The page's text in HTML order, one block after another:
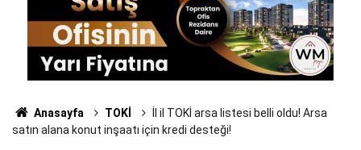
Anasayfa TOKİ
İl il TOKİ arsa listesi belli oldu! Arsa
satın alana konut inşaatı için kredi desteği!